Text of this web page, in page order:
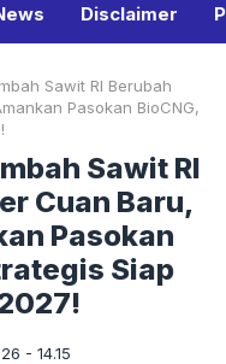
Disclaimer
Sawit RI Berubah
Pasokan BioCNG,
Sawit RI
Cuan Baru,
Pasokan
Siap
- 14.15